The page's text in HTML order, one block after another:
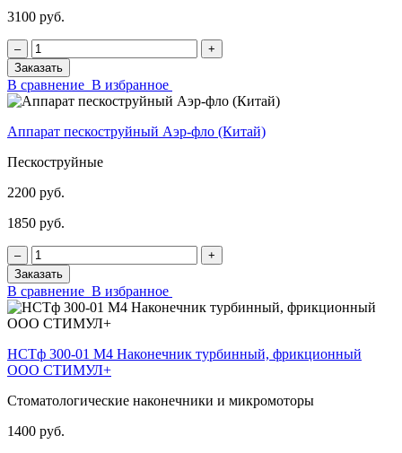
3100 руб.
‒
+
Заказать
В сравнение В избранное
Аппарат пескоструйный Аэр-фло (Китай)
Пескоструйные
2200 руб.
1850 руб.
‒
+
Заказать
В сравнение В избранное
НСТф 300-01 М4 Наконечник турбинный, фрикционный
ООО СТИМУЛ+
Стоматологические наконечники и микромоторы
1400 руб.